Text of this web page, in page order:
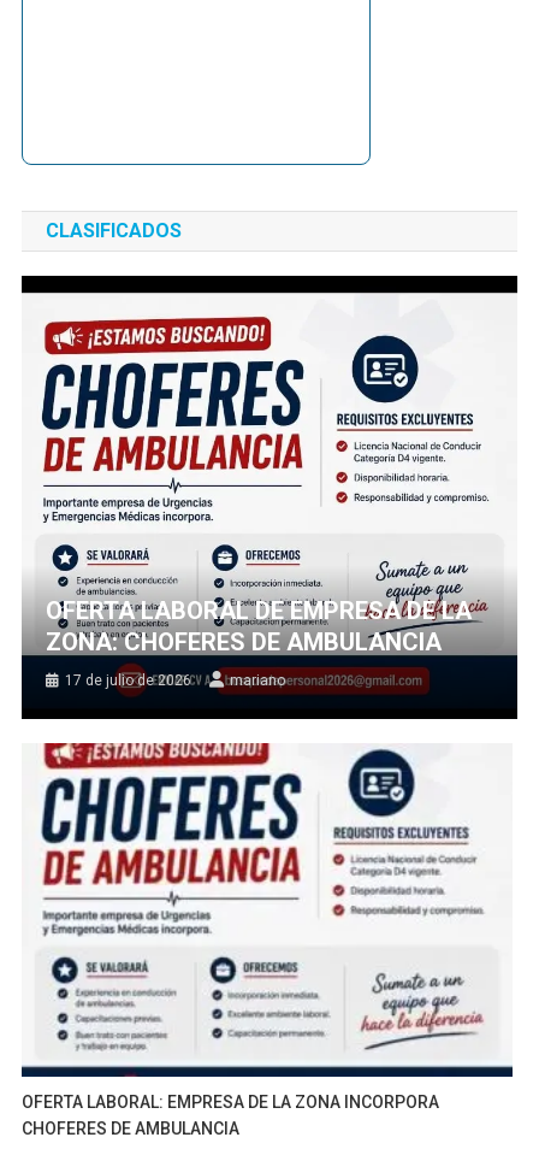
CLASIFICADOS
OFERTA LABORAL DE EMPRESA DE LA
ZONA: CHOFERES DE AMBULANCIA
17 de julio de 2026 mariano
OFERTA LABORAL: EMPRESA DE LA ZONA INCORPORA
CHOFERES DE AMBULANCIA